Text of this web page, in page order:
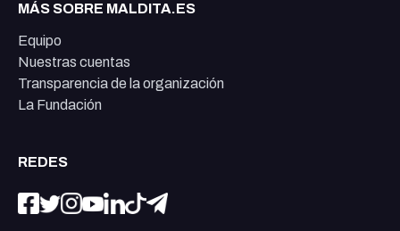
MÁS SOBRE MALDITA.ES
Equipo
Nuestras cuentas
Transparencia de la organización
La Fundación
REDES